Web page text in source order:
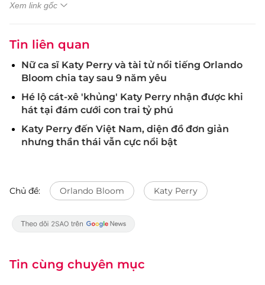
Xem link gốc
Tin liên quan
Nữ ca sĩ Katy Perry và tài tử nổi tiếng Orlando
Bloom chia tay sau 9 năm yêu
Hé lộ cát-xê 'khủng' Katy Perry nhận được khi
hát tại đám cưới con trai tỷ phú
Katy Perry đến Việt Nam, diện đồ đơn giản
nhưng thần thái vẫn cực nổi bật
Chủ đề: Orlando Bloom Katy Perry
Tin cùng chuyên mục